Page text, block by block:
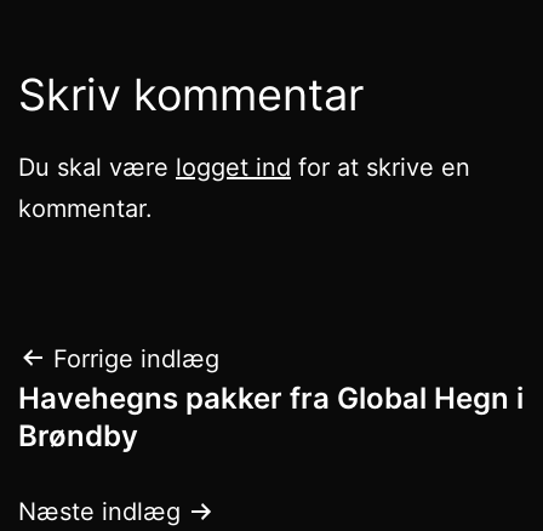
Skriv kommentar
Du skal være logget ind for at skrive en
kommentar.
Indlægsnavigation
Forrige indlæg
Havehegns pakker fra Global Hegn i
Brøndby
Næste indlæg